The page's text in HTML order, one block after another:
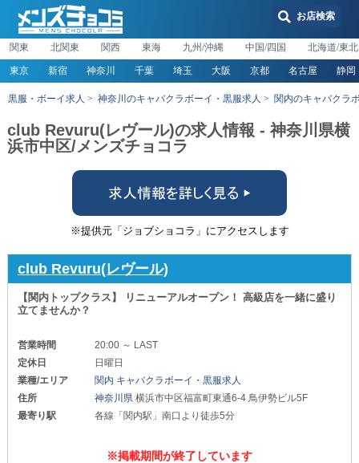
お店検索
関東 北関東 関西 東海 九州/沖縄 中国/四国 北海道/東北
東京 新宿 神奈川 千葉 埼玉 大阪 京都 名古屋 静岡
黒服・ボーイ求人 神奈川のキャバクラボーイ・黒服求人 関内のキャバクラ
club Revuru(レヴール)の求人情報 - 神奈川県横
浜市中区/メンズチョコラ
※提供元「ジョブショコラ」にアクセスします
club Revuru(レヴール)
【関内トップクラス】 リニューアルオープン！ 高級店を一緒に盛り
立てませんか？
営業時間
20:00 ～ LAST
定休日
日曜日
業種/エリア
関内 キャバクラボーイ・黒服求人
住所
神奈川県横浜市中区福富町東通6-4 鳥伊勢ビル5F
最寄り駅
各線「関内駅」南口より徒歩5分
※掲載期間が終了しています